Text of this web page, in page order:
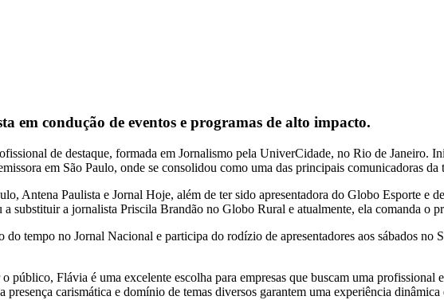
em condução de eventos e programas de alto impacto.
de destaque, formada em Jornalismo pela UniverCidade, no Rio de Janeiro.
em São Paulo, onde se consolidou como uma das principais comunicadoras da
Antena Paulista e Jornal Hoje, além de ter sido apresentadora do Globo Esporte e
substituir a jornalista Priscila Brandão no Globo Rural e atualmente, ela comanda o
tempo no Jornal Nacional e participa do rodízio de apresentadores aos sábados no
Flávia é uma excelente escolha para empresas que buscam uma profissional
carismática e domínio de temas diversos garantem uma experiência